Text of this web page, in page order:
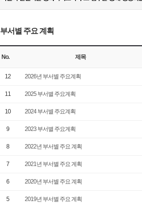
부서별 주요 계획
No. 제목
12 2026년 부서별 주요계획
11 2025 부서별 주요계획
10 2024 부서별 주요계획
9 2023 부서별 주요계획
8 2022년 부서별 주요 계획
7 2021년 부서별 주요 계획
6 2020년 부서별 주요 계획
5 2019년 부서별 주요 계획